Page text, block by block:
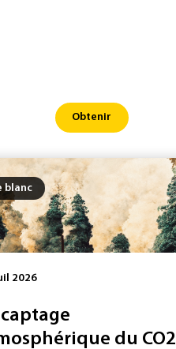
Obtenir
blanc
2026
captage
du CO2